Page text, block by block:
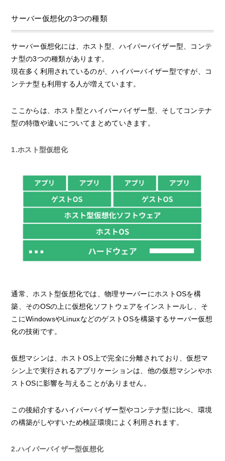
サーバー仮想化の3つの種類
サーバー仮想化には、ホスト型、ハイパーバイザー型、コンテ
ナ型の3つの種類があります。
現在多く利用されているのが、ハイパーバイザー型ですが、コ
ンテナ型も利用する人が増えています。
ここからは、ホスト型とハイパーバイザー型、そしてコンテナ
型の特徴や違いについてまとめていきます。
1.ホスト型仮想化
通常、ホスト型仮想化では、物理サーバーにホストOSを構
築、そのOSの上に仮想化ソフトウェアをインストールし、そ
こにWindowsやLinuxなどのゲストOSを構築するサーバー仮想
化の技術です。
仮想マシンは、ホストOS上で完全に分離されており、仮想マ
シン上で実行されるアプリケーションは、他の仮想マシンやホ
ストOSに影響を与えることがありません。
この後紹介するハイパーバイザー型やコンテナ型に比べ、環境
の構築がしやすいため検証環境によく利用されます。
2.ハイパーバイザー型仮想化